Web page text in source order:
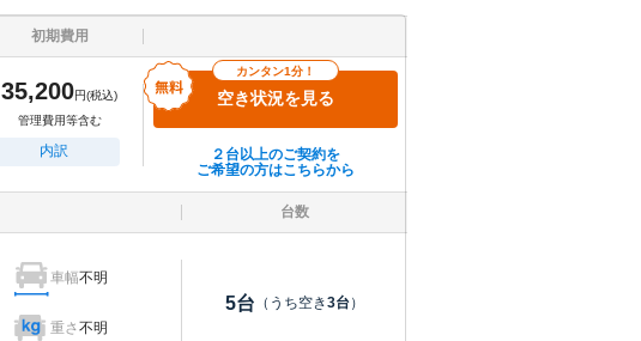
初期費用
35,200円(税込)
管理費用等含む
内訳
カンタン1分！
空き状況を見る
２台以上のご契約を
ご希望の方はこちらから
台数
車幅不明
重さ不明
5台 （うち空き3台）